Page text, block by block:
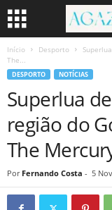
Início Desporto
The...
DESPORTO NOTÍCIAS
Superlua
região do
The
Por Fernando Costa - 5